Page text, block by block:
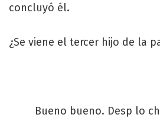
concluyó él.
¿Se viene el tercer hijo de la
Bueno bueno. Desp lo